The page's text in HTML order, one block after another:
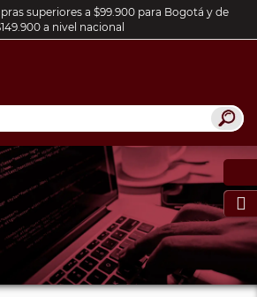
superiores a $99.900 para Bogotá y de
a nivel nacional
